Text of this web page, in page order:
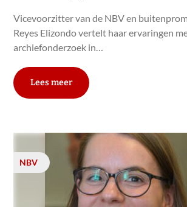
Vicevoorzitter van de NBV en
Reyes Elizondo vertelt haar ervaringen
archiefonderzoek in…
Lees meer
NBV